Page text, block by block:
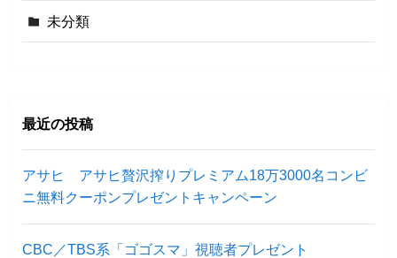
未分類
最近の投稿
アサヒ アサヒ贅沢搾りプレミアム18万3000名コンビ
ニ無料クーポンプレゼントキャンペーン
CBC／TBS系「ゴゴスマ」視聴者プレゼント